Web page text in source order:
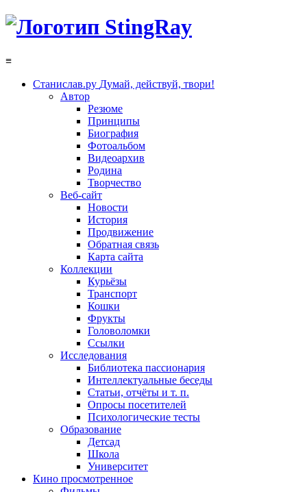
≡
Станислав.ру Думай, действуй, твори!
Автор
Резюме
Принципы
Биография
Фотоальбом
Видеоархив
Родина
Творчество
Веб-сайт
Новости
История
Продвижение
Обратная связь
Карта сайта
Коллекции
Курьёзы
Транспорт
Кошки
Фрукты
Головоломки
Ссылки
Исследования
Библиотека пассионария
Интеллектуальные беседы
Статьи, отчёты и т. п.
Опросы посетителей
Психологические тесты
Образование
Детсад
Школа
Университет
Кино просмотренное